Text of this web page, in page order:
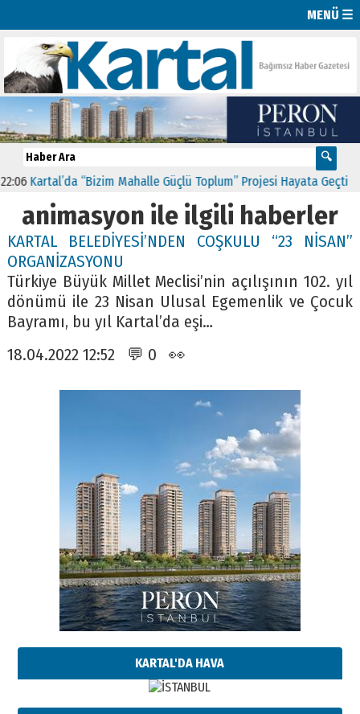
MENÜ ☰
Kartal’da “Bizim Mahalle Güçlü Toplum” Projesi Hayata Geçti
animasyon ile ilgili haberler
KARTAL BELEDİYESİ’NDEN COŞKULU “23 NİSAN”
ORGANİZASYONU
Türkiye Büyük Millet Meclisi’nin açılışının 102. yıl
dönümü ile 23 Nisan Ulusal Egemenlik ve Çocuk
Bayramı, bu yıl Kartal’da eşi…
18.04.2022 12:52 💬 0 👀
KARTAL'DA HAVA